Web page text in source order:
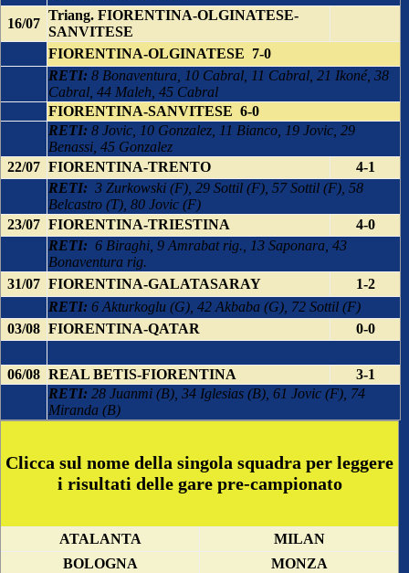
16/07
Triang. FIORENTINA-OLGINATESE-
SANVITESE
FIORENTINA-OLGINATESE 7-0
RETI: 8 Bonaventura, 10 Cabral, 11 Cabral, 21 Ikoné, 38
Cabral, 44 Maleh, 45 Cabral
FIORENTINA-SANVITESE 6-0
RETI: 8 Jovic, 10 Gonzalez, 11 Bianco, 19 Jovic, 29
Benassi, 45 Gonzalez
22/07 FIORENTINA-TRENTO
4-1
RETI: 3 Zurkowski (F), 29 Sottil (F), 57 Sottil (F), 58
Belcastro (T), 80 Jovic (F)
23/07 FIORENTINA-TRIESTINA
4-0
RETI: 6 Biraghi, 9 Amrabat rig., 13 Saponara, 43
Bonaventura rig.
31/07 FIORENTINA-GALATASARAY
1-2
RETI: 6 Akturkoglu (G), 42 Akbaba (G), 72 Sottil (F)
03/08 FIORENTINA-QATAR 0-0
06/08 REAL BETIS-FIORENTINA
3-1
RETI: 28 Juanmi (B), 34 Iglesias (B), 61 Jovic (F), 74
Miranda (B)
Clicca sul nome della singola squadra per leggere
i risultati delle gare pre-campionato
ATALANTA
MILAN
BOLOGNA
MONZA